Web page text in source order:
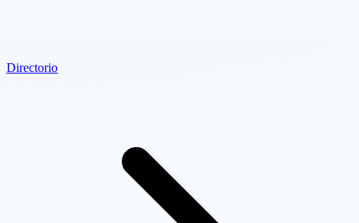
Directorio